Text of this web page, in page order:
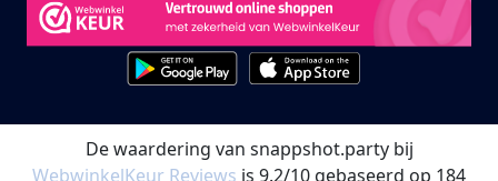
De waardering van snappshot.party bij
WebwinkelKeur Reviews is 9.2/10 gebaseerd op 184